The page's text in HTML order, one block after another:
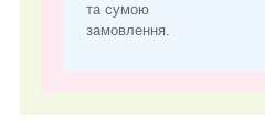
та сумою
замовлення.